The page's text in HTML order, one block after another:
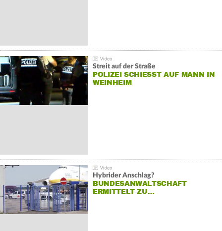
Streit auf der Straße
POLIZEI SCHIESST AUF MANN IN W
EINHEIM
Hybrider Anschlag?
BUNDESANWALTSCHAFT
ERMITTELT ZU…